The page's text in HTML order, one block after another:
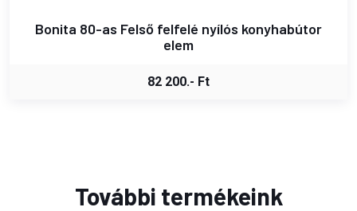
Bonita 80-as Felső felfelé nyílós konyhabútor
elem
82 200.- Ft
További termékeink